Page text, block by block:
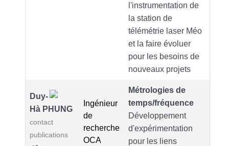
l'instrumentation de
la station de
télémétrie laser Méo
et la faire évoluer
pour les besoins de
nouveaux projets
Duy-
Hà PHUNG
contact
publications
Ingénieur
de
recherche
OCA
Métrologies de
temps/fréquence
Développement
d'expérimentation
pour les liens